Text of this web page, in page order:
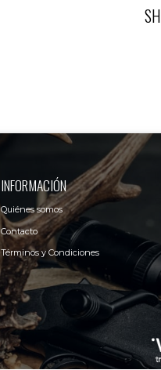
INFORMACIÓN
Quiénes somos
Contacto
Términos y Condiciones